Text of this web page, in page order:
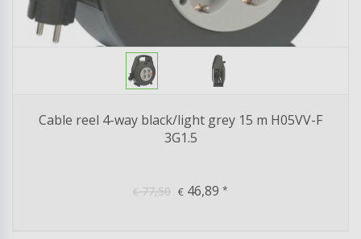
Cable reel 4-way black/light grey 15 m H05VV-F
3G1.5
€77,50 € 46,89 *